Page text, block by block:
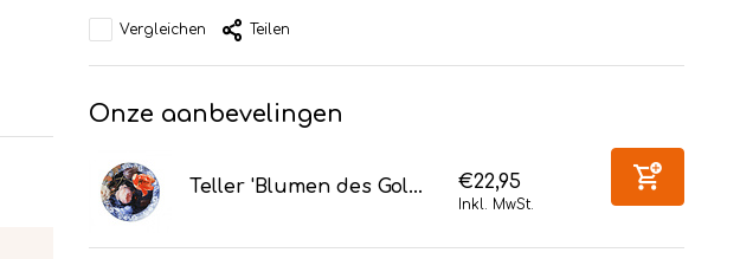
Vergleichen Teilen
Onze aanbevelingen
Teller 'Blumen des Gol... €22,95
Inkl. MwSt.